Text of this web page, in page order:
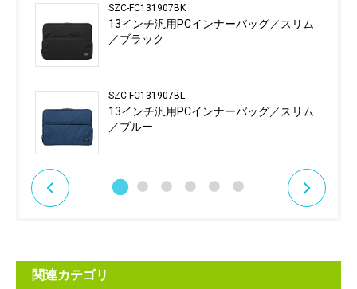
SZC-FC131907BK
13インチ汎用PCインナーバッグ／スリム
／ブラック
SZC-FC131907BL
13インチ汎用PCインナーバッグ／スリム
／ブルー
関連カテゴリ